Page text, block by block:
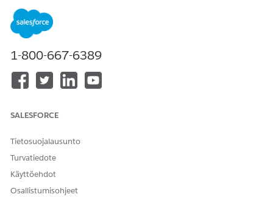
Service AI -sovelluksen ja Analytics-mittaristojen
vaatimukset
Jos haluat tarkastella Service AI Adoption- ja Analytics-
mittaristojen tietoja, varmista, että mittaristoon liittyvät
ominaisuudet on määritetty ja täytetty tiedoilla. Ota
Agentforce-agentit käyttöön noudattamalla kohdassa
Vain pääkäyttäjät voivat asentaa Service AI Adoption and
Analytics -sovelluksen.
Service AI Adoption ja Analytics eivät ole käytettävissä
1-800-667-6389
SALESFORCE
Tietosuojalausunto
Turvatiedote
Käyttöehdot
Osallistumisohjeet